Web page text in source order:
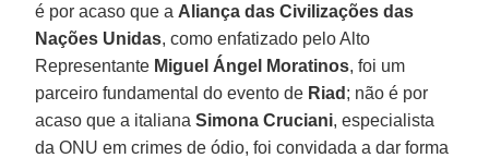
é por acaso que a Aliança das Civilizações das
Nações Unidas, como enfatizado pelo Alto
Representante Miguel Ángel Moratinos, foi um
parceiro fundamental do evento de Riad ; não é por
acaso que a italianaSimona Cruciani, especialista
da ONU em crimes de ódio, foi convidada a dar forma